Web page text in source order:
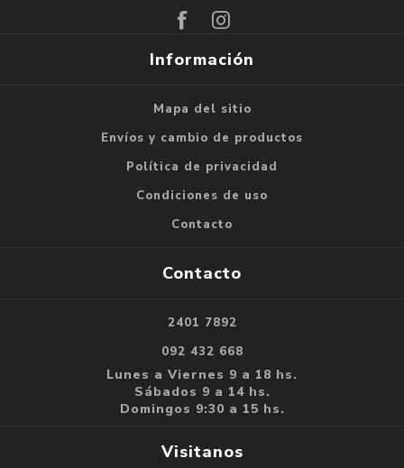
Información
Mapa del sitio
Envíos y cambio de productos
Política de privacidad
Condiciones de uso
Contacto
Contacto
2401 7892
092 432 668
Lunes a Viernes 9 a 18 hs.
Sábados 9 a 14 hs.
Domingos 9:30 a 15 hs.
Visitanos